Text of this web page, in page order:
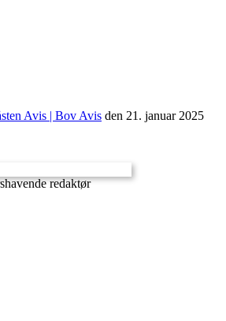
Avis | Bov Avis den 21. januar 2025
redaktør